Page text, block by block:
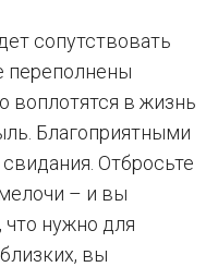
сопутствовать
переполнены
воплотятся в жизнь
Благоприятными
Отбросьте
– и вы
что нужно для
вы